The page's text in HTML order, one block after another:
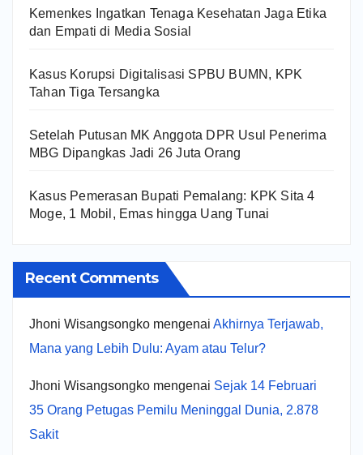
Kemenkes Ingatkan Tenaga Kesehatan Jaga Etika
dan Empati di Media Sosial
Kasus Korupsi Digitalisasi SPBU BUMN, KPK
Tahan Tiga Tersangka
Setelah Putusan MK Anggota DPR Usul Penerima
MBG Dipangkas Jadi 26 Juta Orang
Kasus Pemerasan Bupati Pemalang: KPK Sita 4
Moge, 1 Mobil, Emas hingga Uang Tunai
Recent Comments
Jhoni Wisangsongko mengenai Akhirnya Terjawab,
Mana yang Lebih Dulu: Ayam atau Telur?
Jhoni Wisangsongko mengenai Sejak 14 Februari
35 Orang Petugas Pemilu Meninggal Dunia, 2.878
Sakit